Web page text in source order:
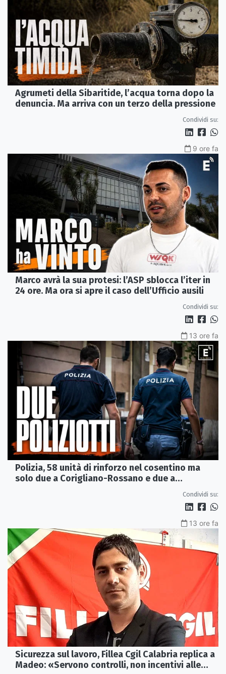
Agrumeti della Sibaritide, l’acqua torna dopo la
denuncia. Ma arriva con un terzo della pressione
Condividi su:
9 ore fa
Marco avrà la sua protesi: l’ASP sblocca l’iter in
24 ore. Ma ora si apre il caso dell’Ufficio ausili
Condividi su:
13 ore fa
Polizia, 58 unità di rinforzo nel cosentino ma
solo due a Corigliano-Rossano e due a
Condividi su:
13 ore fa
Sicurezza sul lavoro, Fillea Cgil Calabria replica a
Madeo: «Servono controlli, non incentivi alle